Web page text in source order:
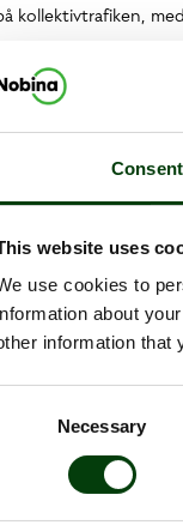
Consent
website uses
use cookies to
about
information that
Necessary
kollektivtrafiken,
ger oss
resa kollektivt.
för elbusstrafik,
fram till den 11
Nobina AB (publ)
busstrafiken i